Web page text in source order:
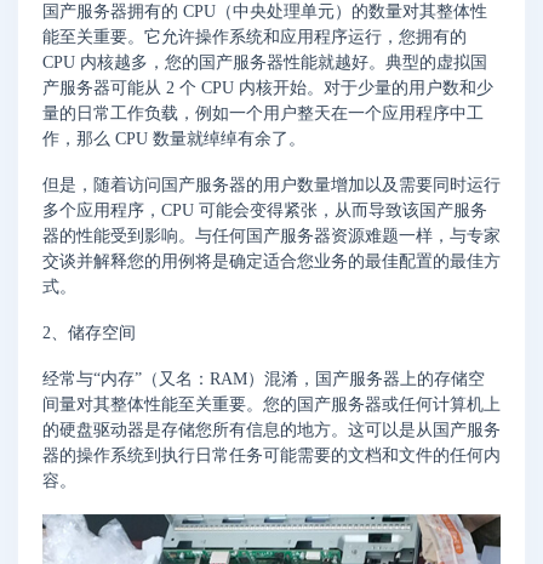
国产服务器拥有的 CPU（中央处理单元）的数量对其整体性
能至关重要。它允许操作系统和应用程序运行，您拥有的
CPU 内核越多，您的国产服务器性能就越好。典型的虚拟国
产服务器可能从 2 个 CPU 内核开始。对于少量的用户数和少
量的日常工作负载，例如一个用户整天在一个应用程序中工
作，那么 CPU 数量就绰绰有余了。
但是，随着访问国产服务器的用户数量增加以及需要同时运行
多个应用程序，CPU 可能会变得紧张，从而导致该国产服务
器的性能受到影响。与任何国产服务器资源难题一样，与专家
交谈并解释您的用例将是确定适合您业务的最佳配置的最佳方
式。
2、储存空间
经常与“内存”（又名：RAM）混淆，国产服务器上的存储空
间量对其整体性能至关重要。您的国产服务器或任何计算机上
的硬盘驱动器是存储您所有信息的地方。这可以是从国产服务
器的操作系统到执行日常任务可能需要的文档和文件的任何内
容。